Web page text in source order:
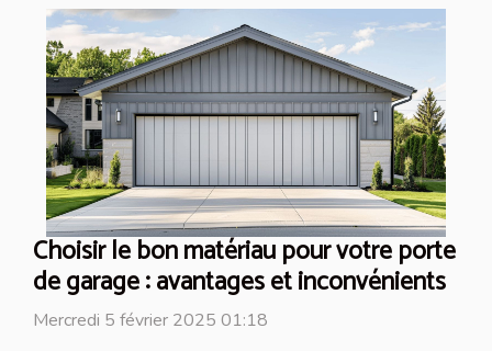
Choisir le bon matériau pour votre porte
de garage : avantages et inconvénients
Mercredi 5 février 2025 01:18